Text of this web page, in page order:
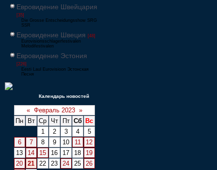
Евровидение Швейцария
[35]
Die Grosse Entscheidungsshow SRG
SSR
Евровидение Швеция [48]
Eurovisionsschlagerfestivalen
Melodifestivalen
Евровидение Эстония
[226]
Eesti Laul Eurovisioon Эстонская
Песня
Календарь новостей
« Февраль 2023 »
Пн
Вт Ср Чт Пт Сб
Вс
1
2 3 4
5
6
7 8 9 10 11
12
13
14 15 16 17 18
19
20
21 22 23 24 25
26